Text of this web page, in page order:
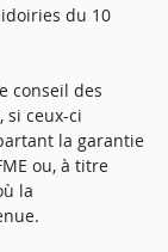
du 10
conseil des
si ceux-ci
la garantie
ou, à titre
la